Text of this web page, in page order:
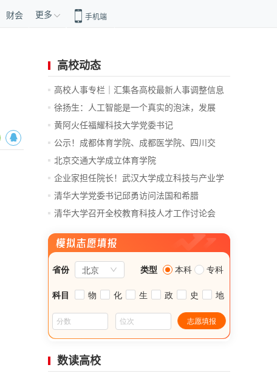
财会 更多 手机端
高校动态
高校人事专栏｜汇集各高校最新人事调整信息
徐扬生：人工智能是一个真实的泡沫，发展
前...
黄阿火任福耀科技大学党委书记
公示！成都体育学院、成都医学院、四川交
通...
北京交通大学成立体育学院
企业家担任院长！武汉大学成立科技与产业学
院
清华大学党委书记邱勇访问法国和希腊
清华大学召开全校教育科技人才工作讨论会
数读高校